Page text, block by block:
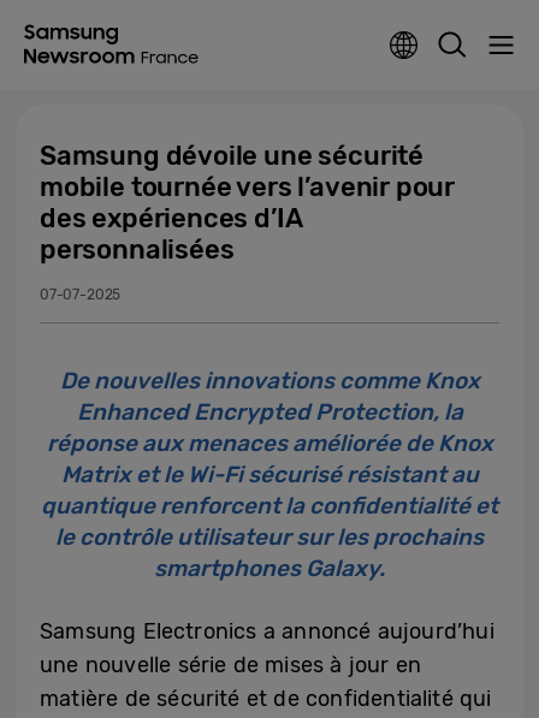
Samsung dévoile une sécurité
mobile tournée vers l’avenir pour
des expériences d’IA
personnalisées
07-07-2025
De nouvelles innovations comme Knox
Enhanced Encrypted Protection, la
réponse aux menaces améliorée de Knox
Matrix et le Wi-Fi sécurisé résistant au
quantique renforcent la confidentialité et
le contrôle utilisateur sur les prochains
smartphones Galaxy.
Samsung Electronics a annoncé aujourd’hui
une nouvelle série de mises à jour en
matière de sécurité et de confidentialité qui